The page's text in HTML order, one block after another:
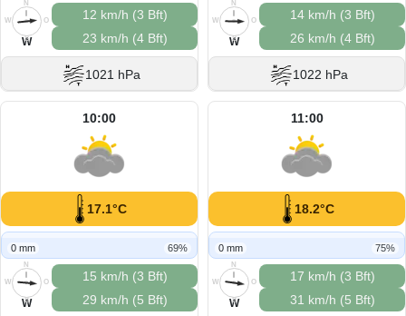
N
O
S
W
W
12 km/h (3 Bft)
23 km/h (4 Bft)
1021 hPa
N
O
S
W
W
14 km/h (3 Bft)
26 km/h (4 Bft)
1022 hPa
10:00
17.1°C
0 mm 69%
N
O
S
W
W
15 km/h (3 Bft)
29 km/h (5 Bft)
11:00
18.2°C
0 mm 75%
N
O
S
W
W
17 km/h (3 Bft)
31 km/h (5 Bft)